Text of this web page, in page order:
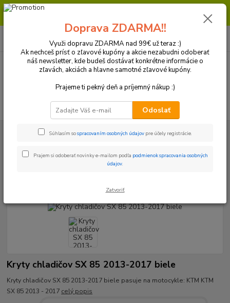
Milí zákazníci, pri objednávke nad 99€ získate poštovné ZDARMA.
(Po-Pia, 8:30-16:30 hod.)
Plasty a Kryty KTM Kryty chladičov a mriežky
Kryty
Kryty chladičov SX 85 2013-2017
Kryty chladičov SX 85 2013-2017 biele
Kryty chladičov SX 85 2013-2017 biele pasuje na motocykle: KTM KTM
SX 85 2013 - 2017 celý popis
Doprava ZDARMA!!
Využi dopravu ZDARMA nad 99€ už teraz :)
Ak nechceš prísť o zľavové kupóny a akcie nezabudni odoberať
náš newsletter, kde budeš dostávať konkrétne informácie o
zľavách, akciách a hlavne samotné zľavové kupóny.
Prajeme ti pekný deň a príjemný nákup :)
Odoslať
Súhlasím sospracovaním osobných údajov pre účely registrácie.
Prajem si odoberať novinky e-mailom podľa podmienok spracovania osobných
údajov.
Zatvoriť